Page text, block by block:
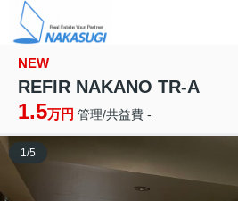
NEW
REFIR NAKANO TR-A
1.5万円 管理/共益費 -
1/5